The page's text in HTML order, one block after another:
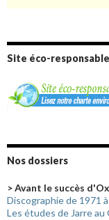
Site éco-responsable
Nos dossiers
> Avant le succès
Discographie de 1971
Les études de Jarre au